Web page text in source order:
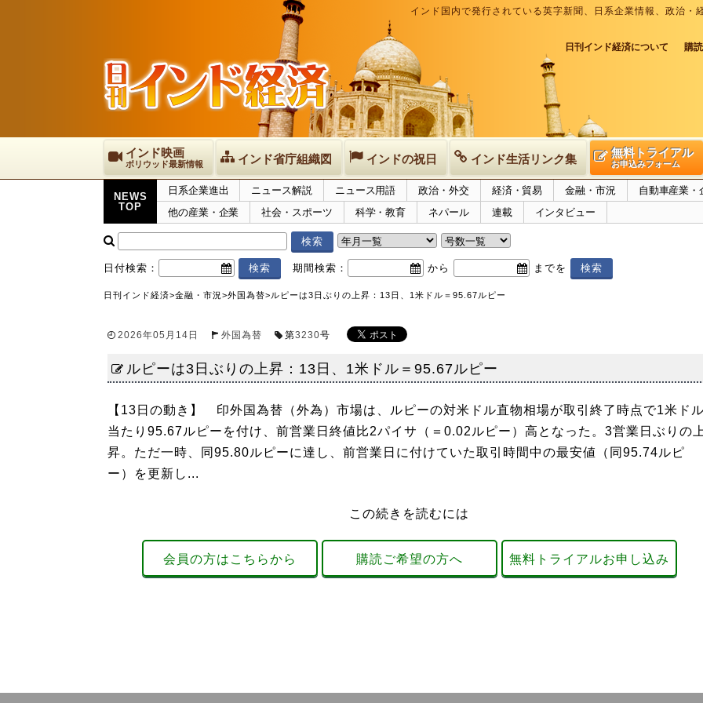
インド国内で発行されている英字新聞、日系企業情報、政治
日刊インド経済について 購
インド映画
ボリウッド最新情報 インド省庁組織図 インドの祝日 インド生活リンク集 無料トライアル
お申込みフォーム
NEWS
TOP
日系企業進出 ニュース解説 ニュース用語 政治・外交 経済・貿易 金融・市況
自動車産業・
他の産業・企業
社会・スポーツ 科学・教育 ネパール 連載 インタビュー
日付検索： 期間検索： から までを
日刊インド経済>金融・市況 >外国為替>ルピーは3日ぶりの上昇：13日、1米ドル＝95.67ルピー
2026年05月14日 外国為替 第3230号
ルピーは3日ぶりの上昇：13日、1米ドル＝95.67ルピー
【13日の動き】 印外国為替（外為）市場は、ルピーの対米ドル直物相場が取引終了時点で1米ドル
当たり95.67ルピーを付け、前営業日終値比2パイサ（＝0.02ルピー）高となった。3営業日ぶりの上
昇。ただ一時、同95.80ルピーに達し、前営業日に付けていた取引時間中の最安値（同95.74ルピ
ー）を更新し...
この続きを読むには
会員の方はこちらから 購読ご希望の方へ 無料トライアルお申し込み